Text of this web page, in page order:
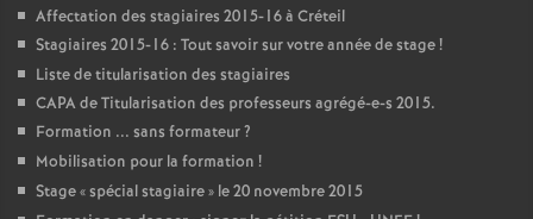
Affectation des stagiaires 2015-16 à Créteil
Stagiaires 2015-16 : Tout savoir sur votre année de stage!
Liste de titularisation des stagiaires
CAPAde Titularisation des professeurs agrégé-e-s 2015.
Formation ... sans formateur?
Mobilisation pour la formation !
Stage «spécial stagiaire» le 20 novembre 2015